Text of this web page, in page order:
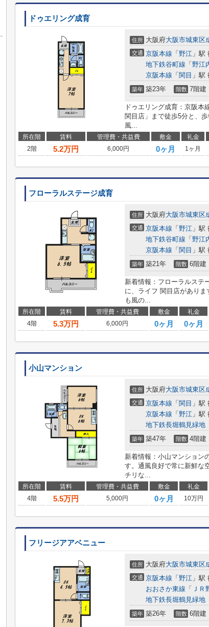
ドゥエリング成育
住所 大阪府大阪市城東区
交通 京阪本線 「 野江 」駅
地下鉄谷町線 「 野江
京阪本線 「 関目 」駅
築年 築23年 階数 7階建
ドゥエリング成育：京阪本
関目店」まで徒歩5分と、
風...
所在階 賃料 管理費・共益費 敷金 礼金
2階
5.2万円 6,000円 0ヶ月 1ヶ月
フローラルステージ成育
住所 大阪府大阪市城東区
交通 京阪本線 「 野江 」駅
地下鉄谷町線 「 野江
京阪本線 「 関目 」駅
築年 築21年 階数 6階建
新着情報：フローラルステ
に、ライフ 関目店があり
も風の...
所在階 賃料 管理費・共益費 敷金 礼金
4階
5.3万円 6,000円 0ヶ月 0ヶ月
小山マンション
住所 大阪府大阪市城東区
交通 京阪本線 「 関目 」駅
京阪本線 「 野江 」駅
地下鉄長堀鶴見緑地
築年 築47年 階数 4階建
新着情報：小山マンション
す。通風良好で常に新鮮な
チリな...
所在階 賃料 管理費・共益費 敷金 礼金
4階
5.5万円 5,000円 0ヶ月 10万円
フリージアアベニュー
住所 大阪府大阪市城東区
交通 京阪本線 「 野江 」駅
おおさか東線 「 ＪＲ
地下鉄長堀鶴見緑地
築年 築26年 階数 6階建